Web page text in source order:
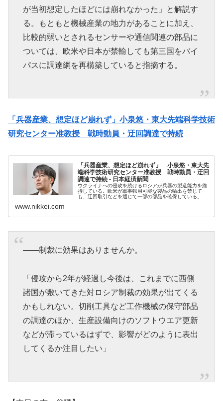
が当初想定したほどには崩れなかった」と解説す
る。もともと機械産業の地力があることに加え、
比較的弱いとされるセンサーや通信関連の部品に
ついては、欧米や日本が禁輸しても第三国をバイ
パスに調達網を再構築していると指摘する。
「兵器産業、想定ほど崩れず」小泉悠・東大先端科学技術
研究センター准教授 戦時動員・迂回調達で持続
「兵器産業、想定ほど崩れず」 小泉悠・東大先
端科学技術研究センター准教授 戦時動員・迂回
調達で持続 - 日本経済新聞
ウクライナへの侵攻を続けるロシアが兵器の製造能力を維
持している。欧米が軍事転用可能な製品の輸出を禁じて
も、迂回取引などを通じて一部の部品を確保している。ロ
www.nikkei.com
――制裁に効果はありませんか。
「侵攻から2年が経過し今後は、これまでに西側
諸国が敷いてきた対ロシア制裁の効果が出てくる
かもしれない。切削工具など工作機械の保守部品
の調達のほか、生産設備向けのソフトウエア更新
などが滞っているはずで、影響がどのように表出
してくるか注目したい」